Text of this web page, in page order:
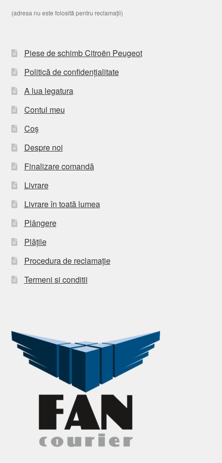
(adresa nu este folosită pentru reclamații)
Piese de schimb Citroën Peugeot
Politică de confidențialitate
A lua legatura
Contul meu
Coș
Despre noi
Finalizare comandă
Livrare
Livrare în toată lumea
Plângere
Plățile
Procedura de reclamație
Termeni si conditii